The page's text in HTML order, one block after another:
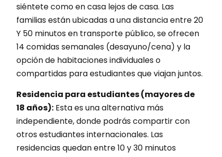
siéntete como en casa lejos de casa. Las
familias están ubicadas a una distancia entre 20
Y 50 minutos en transporte público, se ofrecen
14 comidas semanales (desayuno/cena) y la
opción de habitaciones individuales o
compartidas para estudiantes que viajan juntos.
Residencia para estudiantes (mayores de
18 años): Esta es una alternativa más
independiente, donde podrás compartir con
otros estudiantes internacionales. Las
residencias quedan entre 10 y 30 minutos